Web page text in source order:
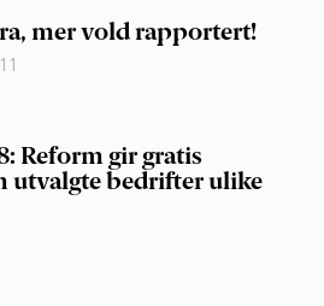
mer vold rapportert!
Reform gir gratis
utvalgte bedrifter ulike